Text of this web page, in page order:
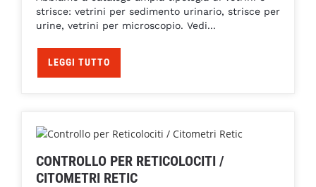
strisce: vetrini per sedimento urinario, strisce per
urine, vetrini per microscopio. Vedi...
LEGGI TUTTO
CONTROLLO PER RETICOLOCITI /
CITOMETRI RETIC